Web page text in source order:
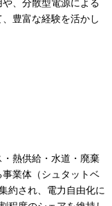
、分散型電源による
豊富な経験を活かし
熱供給・水道・廃棄
業体（シュタットベ
約され、電力自由化に